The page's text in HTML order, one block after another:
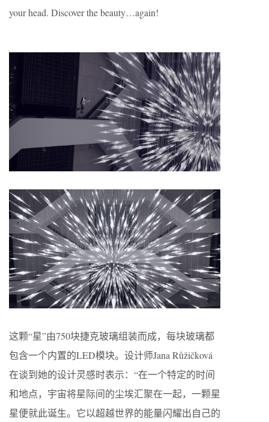
your head. Discover the beauty…again!
这颗“星”由750块捷克玻璃组装而成，每块玻璃都
包含一个内置的LED模块。设计师Jana Růžičková
在谈到她的设计灵感时表示：“在一个特定的时间
和地点，宇宙将星际间的尘埃汇聚在一起，一颗星
星便就此诞生。它以超越世界的能量闪耀出自己的